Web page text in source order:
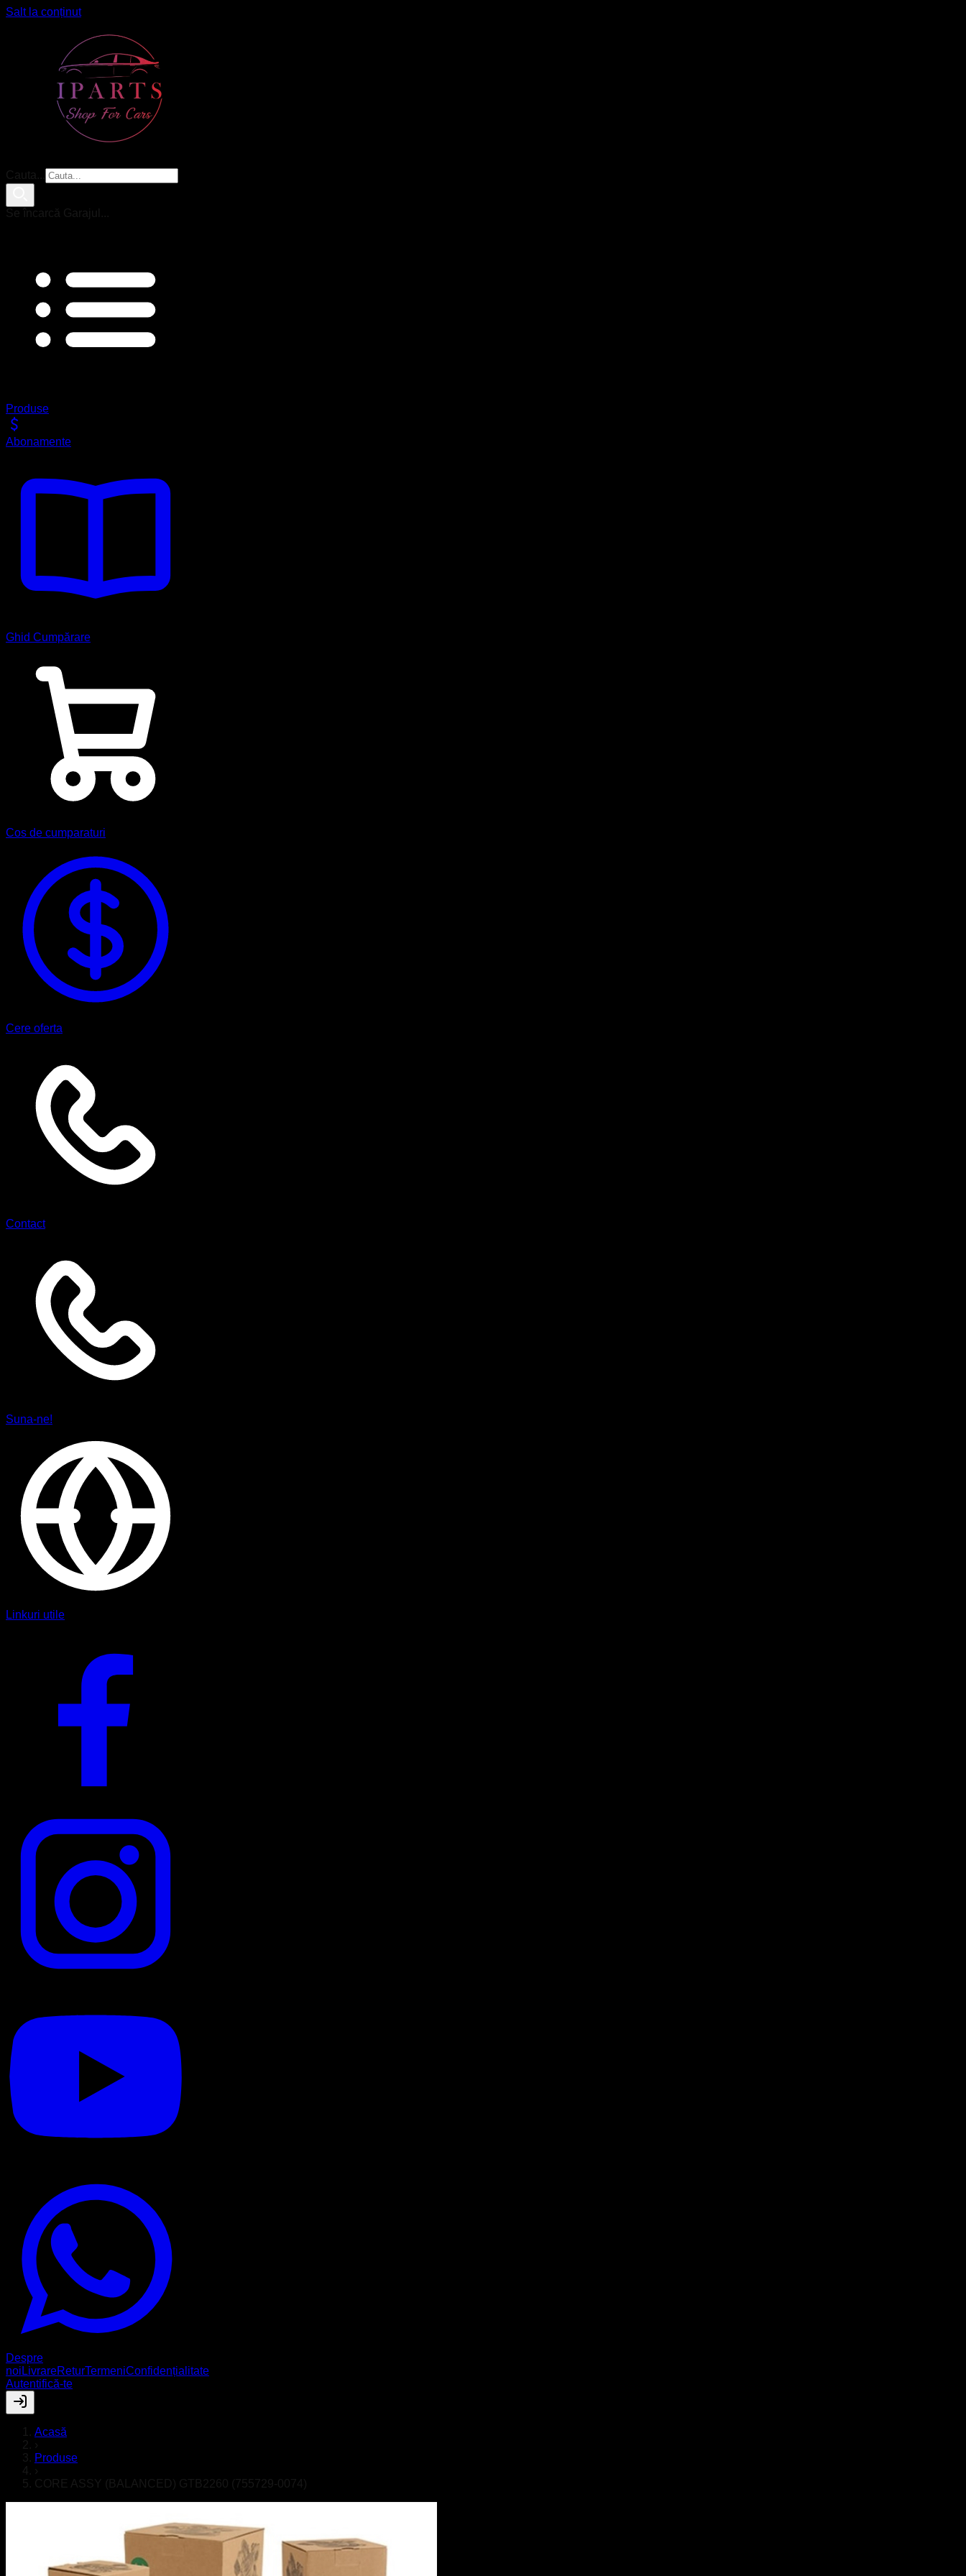
Salt la conținut
Produse
Abonamente
Ghid Cumpărare
Cos de cumparaturi
Cere oferta
Contact
Suna-ne!
Linkuri utile
Despre
noi LivrareReturTermeniConfidențialitate
Autentifică-te
Acasă
Produse